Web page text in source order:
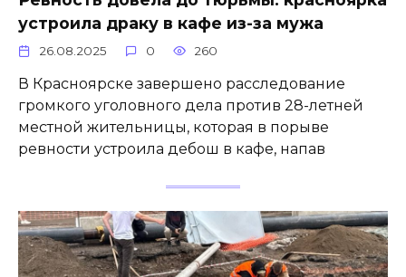
устроила драку в кафе из-за мужа
26.08.2025 0 260
В Красноярске завершено расследование
громкого уголовного дела против 28-летней
местной жительницы, которая в порыве
ревности устроила дебош в кафе, напав